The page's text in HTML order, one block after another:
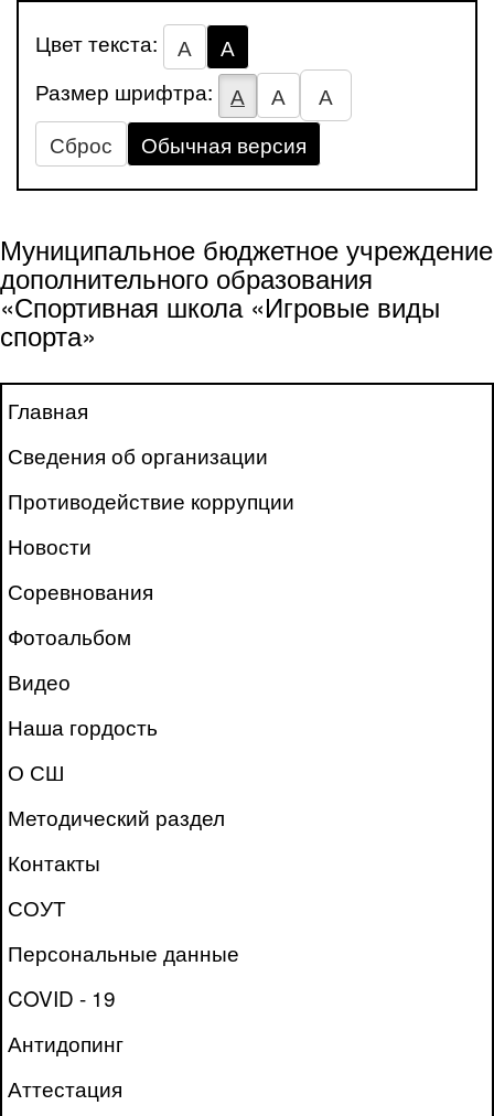
Цвет текста: А
А
Размер шрифтра:
А А
А
Сброс
Обычная версия
Муниципальное бюджетное учреждение
дополнительного образования
«Спортивная школа «Игровые виды
спорта»
Главная
Сведения об организации
Противодействие коррупции
Новости
Соревнования
Фотоальбом
Видео
Наша гордость
О СШ
Методический раздел
Контакты
СОУТ
Персональные данные
COVID - 19
Антидопинг
Аттестация